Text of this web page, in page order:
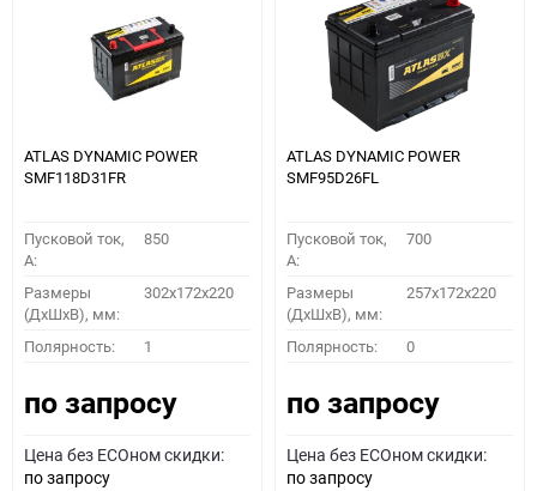
ATLAS DYNAMIC POWER
SMF118D31FR
Пусковой ток,
A:
850
Размеры
(ДхШхВ), мм:
302x172x220
Полярность: 1
по запросу
Цена без ECOном скидки:
по запросу
ATLAS DYNAMIC POWER
SMF95D26FL
Пусковой ток,
A:
700
Размеры
(ДхШхВ), мм:
257x172x220
Полярность: 0
по запросу
Цена без ECOном скидки:
по запросу